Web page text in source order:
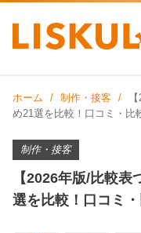
ホーム 制作・接客
め21選を比較！口コミ・比
制作・接客
【2026年版/比較
選を比較！口コミ